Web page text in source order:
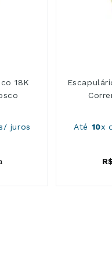
18K
juros Até 10x